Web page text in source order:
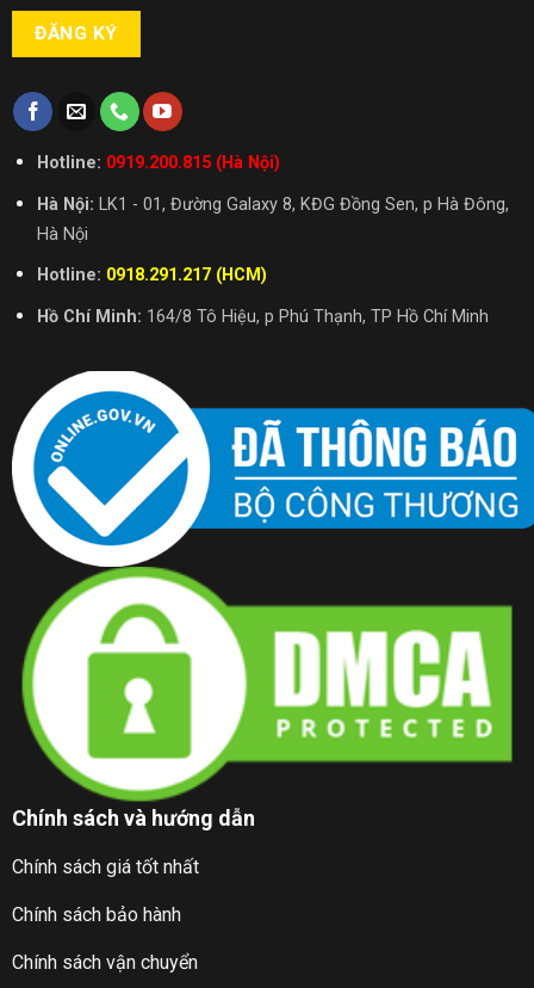
Hotline: 0919.200.815 (Hà Nội)
Hà Nội: LK1 - 01, Đường Galaxy 8, KĐG Đồng Sen, p Hà Đông,
Hà Nội
Hotline: 0918.291.217 (HCM)
Hồ Chí Minh: 164/8 Tô Hiệu, p Phú Thạnh, TP Hồ Chí Minh
Chính sách và hướng dẫn
Chính sách giá tốt nhất
Chính sách bảo hành
Chính sách vận chuyển